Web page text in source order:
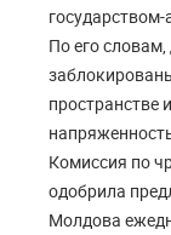
государством-
По его
пространстве
Комиссия по
одобрила
Молдова